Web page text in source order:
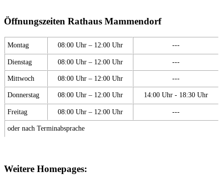
Öffnungszeiten Rathaus Mammendorf
Montag 08:00 Uhr – 12:00 Uhr ---
Dienstag 08:00 Uhr – 12:00 Uhr ---
Mittwoch 08:00 Uhr – 12:00 Uhr ---
Donnerstag 08:00 Uhr – 12:00 Uhr 14:00 Uhr - 18:30 Uhr
Freitag 08:00 Uhr – 12:00 Uhr ---
oder nach Terminabsprache
Weitere Homepages: